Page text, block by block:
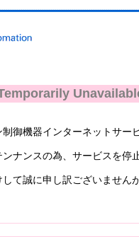
御機器インターネットサー
ナンスの為、サービスを停
て誠に申し訳ございません